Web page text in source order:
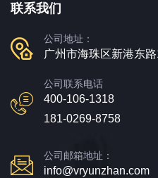
联系我们
公司地址：
广州市海珠区新港东
公司联系电话
400-106-1318
181-0269-8758
公司邮箱地址：
info@vryunzhan.com